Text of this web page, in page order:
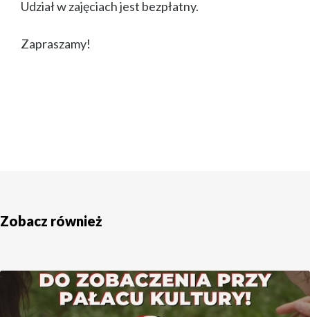
Udział w zajęciach jest bezpłatny.
Zapraszamy!
Zobacz również